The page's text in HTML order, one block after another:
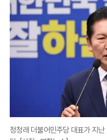
정청래 더불어민주당 대표가 지